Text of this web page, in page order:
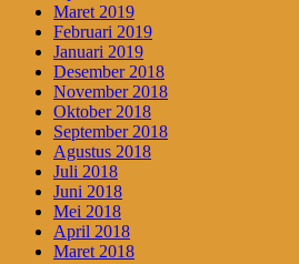
Maret 2019
Februari 2019
Januari 2019
Desember 2018
November 2018
Oktober 2018
September 2018
Agustus 2018
Juli 2018
Juni 2018
Mei 2018
April 2018
Maret 2018